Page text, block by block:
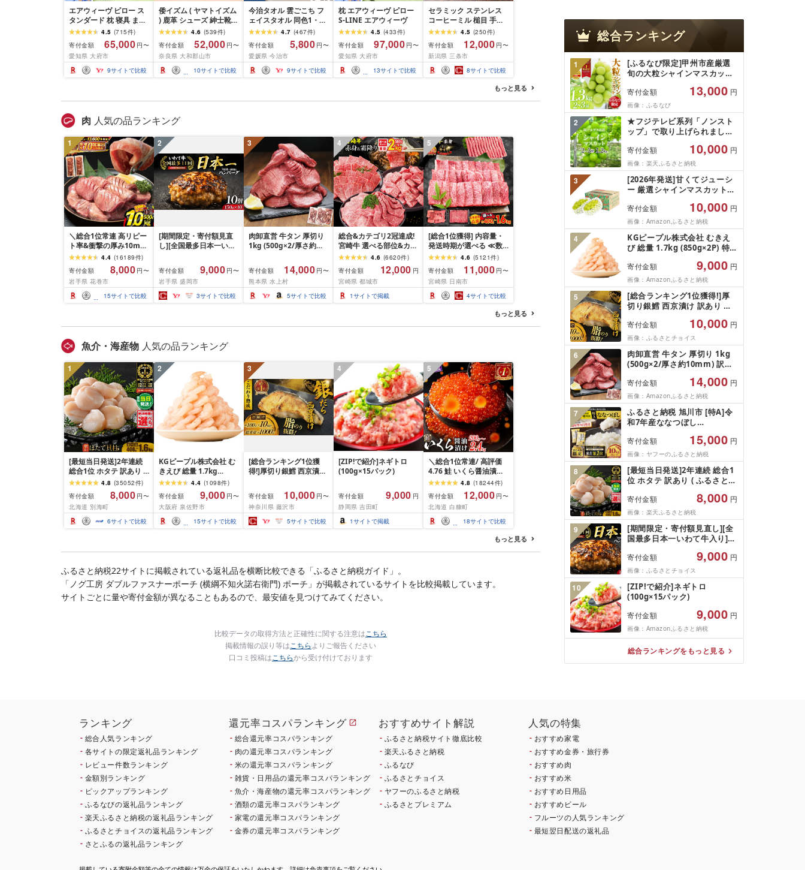
エアウィーヴ ピロー ス
タンダード 枕 寝具 まく
ら マクラ 睡眠 快眠 | 高
反発 枕 まくら 洗える 洗
える枕 洗えるまくら ウ
ォッシャブル枕 高さ調
整 枕 快眠まくら 高反発
枕 高反発まくら ストレ
4.5 (715件)
寄付金額
65,000 円〜
愛知県 大府市
9サイトで比較
倭イズム ( ヤマトイズム
) 鹿革 シューズ 紳士靴
YA3300 ( ブラック ) ファ
ッション 靴 シューズ 革
製品 革靴 お洒落 レザー
シューズ やわらかい 快
適 履き心地 3E
4.6 (539件)
寄付金額
52,000 円〜
奈良県 大和郡山市
10サイトで比較
今治タオル 雲ごこち フ
ェイスタオル 同色1・
2・4・12・25枚 [オフホ
ワイト/グレー/コン]
[IA05010]今治フェイス
タオル ふんわり やわら
かい 国産 高級 ふんわり
タオル フェースタオル
4.7 (467件)
寄付金額
5,800 円〜
愛媛県 今治市
9サイトで比較
枕 エアウィーヴ ピロー
S-LINE エアウィーヴ
4.5 (433件)
寄付金額
97,000 円〜
愛知県 大府市
13サイトで比較
セラミック ステンレス
コーヒーミル 槌目 手動
手挽き コンパクト 珈琲
ミル 珈琲 コーヒー 登山
調理器具 キャンプ用品
アウトドア用品 ソロキ
ャンプ 燕三条製 三条市
4.5 (250件)
寄付金額
12,000 円〜
新潟県 三条市
8サイトで比較
もっと見る
肉 人気の品ランキング
1
＼総合1位常連 高リピー
ト率&衝撃の厚み10mm
厚切り牛タン 塩味/ ≪ス
ピード発送!!10営業日以
内発送≫ 選べる内容量
500g / 1kg 定期便 毎月
届く 牛肉 肉 BBQ ふるさ
と 人気 ランキング 岩手
4.4 (16189件)
寄付金額
8,000 円〜
岩手県 花巻市
15サイトで比較
2
[期間限定・寄付額見直
し][全国最多日本一いわ
1.5kg(150g×10個) いわ
て牛 × 岩中豚 ハンバー
グ 合挽き 合い挽き 黒毛
和牛 人気 冷凍 個包装 小
分け 冷凍 牛肉 豚肉 和牛
キング 1位 1万円以下 岩
手県 盛岡市 東北 岩手 盛
岡 shikoku001k
寄付金額 9,000 円〜
岩手県 盛岡市
3サイトで比較
3
肉卸直営 牛タン 厚切り
1kg (500g×2/厚さ約
牛肉 焼肉 冷凍 スライス
業務用 バーベキュー
BBQ おつまみ ギフト お
祝い お中元 夏ギフト
寄付金額 14,000 円〜
熊本県 水上村
5サイトで比較
4
総合&カテゴリ2冠達成!
宮崎牛 選べる部位&カッ
ト (赤身&霜降り)or(赤身
のみ) 500g 1kg 2kg[発
送時期が選べる] 牛肉 焼
肉 すき焼き しゃぶしゃ
ぶ ステーキ ギフト お中
4.6 (6620件)
寄付金額
12,000 円
宮崎県 都城市
1サイトで掲載
5
[総合1位獲得] 内容量・
発送時期が選べる ≪数
量限定≫ 宮崎牛 赤身 ス
ライス 焼肉 国産 肉 牛肉
薄切り 黒毛和牛 A4 A5
人気 小分け 焼き肉 すき
焼き しゃぶしゃぶ 牛丼
BBQ ギフト 贈り物 おす
すめ 畜産農家応援 ミヤ
4.6 (5121件)
寄付金額
11,000 円〜
宮崎県 日南市
4サイトで比較
もっと見る
魚介・海産物 人気の品ランキング
1
[最短当日発送]2年連続
総合1位 ホタテ 訳あり (
ふるさと納税 ほたて ふ
るさと納税 訳あり 帆立
ふるさと わけあり ホタ
テ貝柱 貝 人気 不揃い 刺
身 規格外 魚介 ランキン
グ 海鮮 冷凍 発送時期が
4.8 (35052件)
寄付金額
8,000 円〜
北海道 別海町
6サイトで比較
2
KGピープル株式会社 む
きえび 総量 1.7kg
(850g×2P) 特大 5Lサイ
ズ バナメイエビ バラ凍
結 下処理不要 サイズ不
揃い 訳あり
4.4 (1098件)
寄付金額
9,000 円〜
大阪府 泉佐野市
15サイトで比較
3
[総合ランキング1位獲
得!]厚切り銀鱈 西京漬け
約 1,000g (約 100g × 10
切) 西京味噌 西京みそ 味
噌漬け みそ 味噌 鮮魚 魚
介 銀だら 銀ダラ ギンダ
ラ ぎんだら 鱈 タラ 魚
礼品 おかず おつまみ お
酒のあて 家計応援
10000円 魚喜 神奈川 湘
南 藤沢
寄付金額 10,000 円〜
神奈川県 藤沢市
5サイトで比較
4
[ZIP!で紹介]ネギトロ
(100g×15パック)
寄付金額 9,000 円
静岡県 吉田町
1サイトで掲載
5
＼総合1位常連/ 高評価
4.76 鮭 いくら醤油漬け
ふるさと納税 いくら
200g / 400g / 800g /
1.6kg / 2.4kg 200g パッ
ク[選べる容量] 醤油漬け
海鮮 イクラ 小分け ふる
さと ランキング 人気 ギ
フト 高評価 ふるさと納
4.8 (18244件)
寄付金額
12,000 円〜
北海道 白糠町
18サイトで比較
もっと見る
ふるさと納税22サイトに掲載されている返礼品を横断比較できる「ふるさと納税ガイド」。
「ノグ工房 ダブルファスナーポーチ (横綱不知火諾右衛門) ポーチ」が掲載されているサイトを比較掲載しています。
サイトごとに量や寄付金額が異なることもあるので、最安値を見つけてみてください。
比較データの取得方法と正確性に関する注意はこちら
掲載情報の誤り等はこちらよりご報告ください
口コミ投稿はこちらから受け付けております
総合ランキング
1
[ふるなび限定]甲州市産厳選
旬の大粒シャインマスカット
(MG)B12-472 FN-Limited-
VO シャインマスカット フル
ーツ
寄付金額 13,000 円
画像：ふるなび
2
★フジテレビ系列「ノンスト
ップ」で取り上げられました!
ルプス市産シャインマスカッ
ト1.2kg以上(2〜3房)ふるさと
納税 おすすめ 山梨県 南アル
プス市 送料無料 AL
寄付金額 10,000 円
画像：楽天ふるさと納税
3
[2026年発送]甘くてジューシ
ー 厳選シャインマスカット
日)から10月下旬までの発送)
フルーツ ぶどう 果物 山梨県
産 2026 旬 大粒 高級 ブドウ
葡萄 富士吉田市
寄付金額 10,000 円
画像：Amazonふるさと納税
4
KGピープル株式会社 むきえ
び 総量 1.7kg (850g×2P) 特大
凍結 下処理不要 サイズ不揃い
訳あり
寄付金額 9,000 円
画像：Amazonふるさと納税
5
[総合ランキング1位獲得!]厚
切り銀鱈 西京漬け 訳あり 銀
100g × 10切) 西京味噌 西京み
そ 味噌漬け みそ 味噌 鮮魚 魚
介 銀だら 銀ダラ ギンダラ ぎ
んだら 鱈 タラ 魚 西京焼き 西
京漬 西京やき 冷凍 厳選 鮮魚
漬け魚 漬魚 新鮮 小分け 人気
返礼品 おかず おつまみ お酒
のあて 家計応援 10000円 魚
喜 神奈川 湘南 藤沢
寄付金額 10,000 円
画像：ふるさとチョイス
6
肉卸直営 牛タン 厚切り 1kg
(500g×2/厚さ約10mm) 訳あ
ライス 業務用 バーベキュー
BBQ おつまみ ギフト お祝い
お中元 夏ギフト
寄付金額 14,000 円
画像：Amazonふるさと納税
7
ふるさと納税 旭川市 [特A]令
和7年産ななつぼし
お米[さとふる限定]_05957
寄付金額 15,000 円
画像：ヤフーのふるさと納税
8
[最短当日発送]2年連続 総合1
位 ホタテ 訳あり ( ふるさと納
り 帆立 ふるさと わけあり ホ
タテ貝柱 貝 人気 不揃い 刺身
規格外 魚介 ランキング 海鮮
冷凍 発送時期が選べる 北海道
別海町 )(クラウドファンディ
ング対象)
寄付金額 8,000 円
画像：楽天ふるさと納税
9
[期間限定・寄付額見直し][全
国最多日本一いわて牛入り]ハ
いわて牛 × 岩中豚 ハンバーグ
合挽き 合い挽き 黒毛和牛 人
気 冷凍 個包装 小分け 冷凍 牛
肉 豚肉 和牛 ビーフ ポーク は
んばーぐ 挽肉 お肉 ミンチ 肉
お弁当 hannba-gu ランキン
グ 1位 1万円以下 岩手県 盛岡
市 東北 岩手 盛岡
shikoku001k
寄付金額 9,000 円
画像：ふるさとチョイス
10
[ZIP!で紹介]ネギトロ
(100g×15パック)
寄付金額 9,000 円
画像：Amazonふるさと納税
総合ランキングをもっと見る
ランキング
総合人気ランキング
各サイトの限定返礼品ランキング
レビュー件数ランキング
金額別ランキング
ピックアップランキング
ふるなびの返礼品ランキング
楽天ふるさと納税の返礼品ランキング
ふるさとチョイスの返礼品ランキング
さとふるの返礼品ランキング
還元率コスパランキング
総合還元率コスパランキング
肉の還元率コスパランキング
米の還元率コスパランキング
雑貨・日用品の還元率コスパランキング
魚介・海産物の還元率コスパランキング
酒類の還元率コスパランキング
家電の還元率コスパランキング
金券の還元率コスパランキング
おすすめサイト解説
ふるさと納税サイト徹底比較
楽天ふるさと納税
ふるなび
ふるさとチョイス
ヤフーのふるさと納税
ふるさとプレミアム
人気の特集
おすすめ家電
おすすめ金券・旅行券
おすすめ肉
おすすめ米
おすすめ日用品
おすすめビール
フルーツの人気ランキング
最短翌日配送の返礼品